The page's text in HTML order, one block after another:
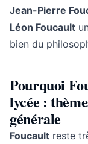
Jean-Pierre
Léon Foucault
bien du
Pourquoi
lycée :
générale
Foucault reste